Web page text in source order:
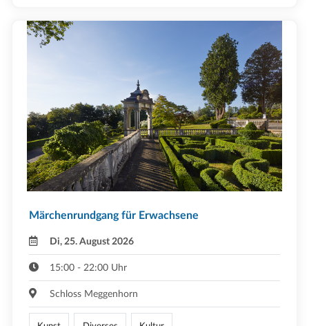
Märchenrundgang für Erwachsene
Di, 25. August 2026
15:00 - 22:00 Uhr
Schloss Meggenhorn